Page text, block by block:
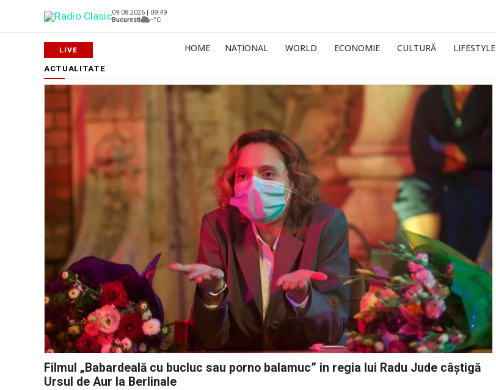
09.08.2026 | 09:49
Bucuresti
--°C
HOME NAȚIONAL WORLD ECONOMIE CULTURĂ LIFESTYLE
ACTUALITATE
Filmul „Babardeală cu bucluc sau porno balamuc” in regia lui Radu Jude câștigă
Ursul de Aur la Berlinale